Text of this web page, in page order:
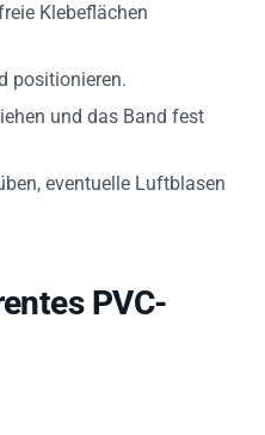
Klebeflächen
positionieren.
und das Band fest
eventuelle Luftblasen
PVC-